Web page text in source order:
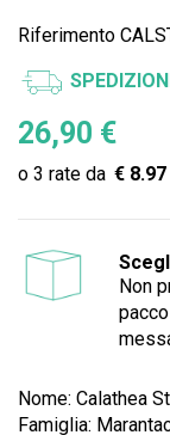
Riferimento
26,90 €
€ 8.97
Non
Nome: Calathea
Famiglia: